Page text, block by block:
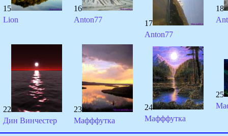
15
Lion
16
Anton77
17
Anton77
18
22
Дин Винчестер
23
Мафффутка
24
Мафффутка
25